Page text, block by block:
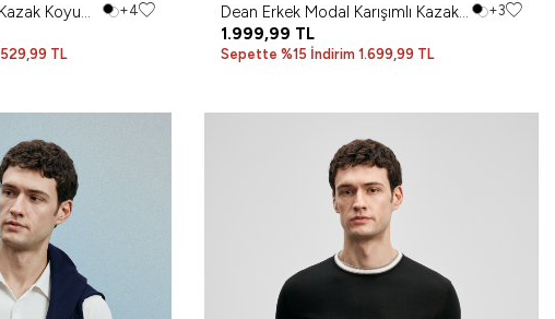
Koyu
+4
TL
Dean Erkek Modal Karışımlı Kazak
Açık Gri
+3
1.999,99 TL
Sepette %15 İndirim 1.699,99 TL